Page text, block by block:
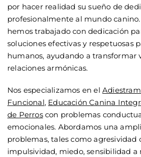
por hacer realidad su sueño de
profesionalmente al mundo
hemos trabajado con dedicación
soluciones efectivas y respetuosas
humanos, ayudando a transformar
relaciones armónicas.
Nos especializamos en el
Funcional, Educación Canina
de Perroscon problemas
emocionales. Abordamos una
problemas, tales como agresividad
impulsividad, miedo, sensibilidad a